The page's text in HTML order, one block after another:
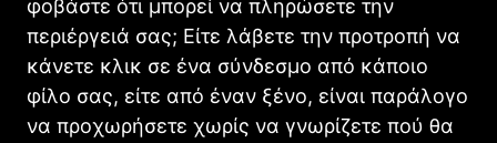
φοβάστε ότι μπορεί να πληρώσετε την
περιέργειά σας; Είτε λάβετε την προτροπή να
κάνετε κλικ σε ένα σύνδεσμο από κάποιο
φίλο σας, είτε από έναν ξένο, είναι παράλογο
να προχωρήσετε χωρίς να γνωρίζετε πού θα